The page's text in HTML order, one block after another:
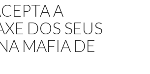
A
DOS SEUS
MAFIA DE